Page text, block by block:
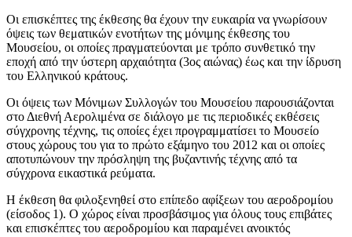
Οι επισκέπτες της έκθεσης θα έχουν την ευκαιρία να γνωρίσουν
όψεις των θεματικών ενοτήτων της μόνιμης έκθεσης του
Μουσείου, οι οποίες πραγματεύονται με τρόπο συνθετικό την
εποχή από την ύστερη αρχαιότητα (3ος αιώνας) έως και την ίδρυση
του Ελληνικού κράτους.
Οι όψεις των Μόνιμων Συλλογών του Μουσείου παρουσιάζονται
στο Διεθνή Αερολιμένα σε διάλογο με τις περιοδικές εκθέσεις
σύγχρονης τέχνης, τις οποίες έχει προγραμματίσει το Μουσείο
στους χώρους του για το πρώτο εξάμηνο του 2012 και οι οποίες
αποτυπώνουν την πρόσληψη της βυζαντινής τέχνης από τα
σύγχρονα εικαστικά ρεύματα.
Η έκθεση θα φιλοξενηθεί στο επίπεδο αφίξεων του αεροδρομίου
(είσοδος 1). Ο χώρος είναι προσβάσιμος για όλους τους επιβάτες
και επισκέπτες του αεροδρομίου και παραμένει ανοικτός